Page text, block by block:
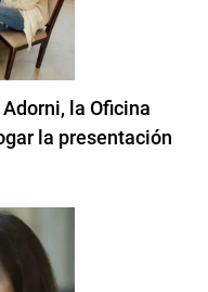
la Oficina
la presentación